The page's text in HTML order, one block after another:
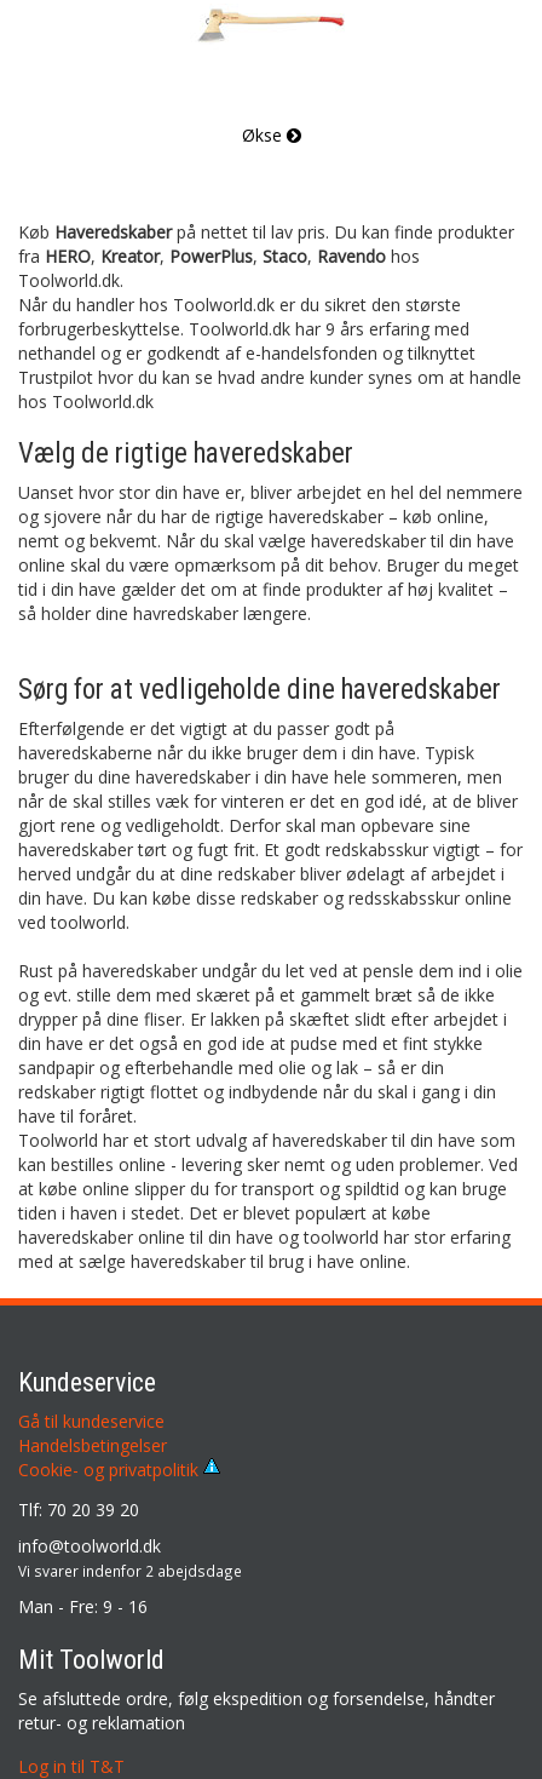
Økse
Køb Haveredskaberpå nettet til lav pris. Du kan finde produkter
fra HERO, Kreator, PowerPlus, Staco, Ravendo hos
Toolworld.dk.
Når du handler hos Toolworld.dk er du sikret den største
forbrugerbeskyttelse. Toolworld.dk har 9 års erfaring med
nethandel og er godkendt af e-handelsfonden og tilknyttet
Trustpilot hvor du kan se hvad andre kunder synes om at handle
hos Toolworld.dk
Vælg de rigtige haveredskaber
Uanset hvor stor din have er, bliver arbejdet en hel del nemmere
og sjovere når du har de rigtige haveredskaber – køb online,
nemt og bekvemt. Når du skal vælge haveredskaber til din have
online skal du være opmærksom på dit behov. Bruger du meget
tid i din have gælder det om at finde produkter af høj kvalitet –
så holder dine havredskaber længere.
Sørg for at vedligeholde dine haveredskaber
Efterfølgende er det vigtigt at du passer godt på
haveredskaberne når du ikke bruger dem i din have. Typisk
bruger du dine haveredskaber i din have hele sommeren, men
når de skal stilles væk for vinteren er det en god idé, at de bliver
gjort rene og vedligeholdt. Derfor skal man opbevare sine
haveredskaber tørt og fugt frit. Et godt redskabsskur vigtigt – for
herved undgår du at dine redskaber bliver ødelagt af arbejdet i
din have. Du kan købe disse redskaber og redsskabsskur online
ved toolworld.
Rust på haveredskaber undgår du let ved at pensle dem ind i olie
og evt. stille dem med skæret på et gammelt bræt så de ikke
drypper på dine fliser. Er lakken på skæftet slidt efter arbejdet i
din have er det også en god ide at pudse med et fint stykke
sandpapir og efterbehandle med olie og lak – så er din
redskaber rigtigt flottet og indbydende når du skal i gang i din
have til foråret.
Toolworld har et stort udvalg af haveredskaber til din have som
kan bestilles online - levering sker nemt og uden problemer. Ved
at købe online slipper du for transport og spildtid og kan bruge
tiden i haven i stedet. Det er blevet populært at købe
haveredskaber online til din have og toolworld har stor erfaring
med at sælge haveredskaber til brug i have online.
Kundeservice
Gå til kundeservice
Handelsbetingelser
Cookie- og privatpolitik
Tlf: 70 20 39 20
info@toolworld.dk
Vi svarer indenfor 2 abejdsdage
Man - Fre: 9 - 16
Mit Toolworld
Se afsluttede ordre, følg ekspedition og forsendelse, håndter
retur- og reklamation
Log in til T&T